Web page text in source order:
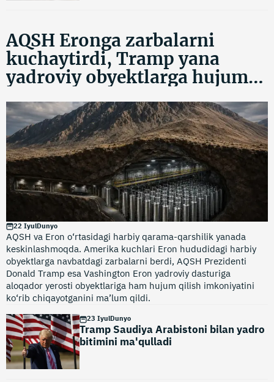
23 IyulDunyo
Tramp Saudiya Arabistoni bilan yadro
bitimini ma'qulladi
AQSH Eronga zarbalarni
kuchaytirdi, Tramp yana
yadroviy obyektlarga hujum
22 IyulDunyo
AQSH va Eron o‘rtasidagi harbiy qarama-qarshilik yanada
keskinlashmoqda. Amerika kuchlari Eron hududidagi harbiy
obyektlarga navbatdagi zarbalarni berdi, AQSH Prezidenti
Donald Tramp esa Vashington Eron yadroviy dasturiga
aloqador yerosti obyektlariga ham hujum qilish imkoniyatini
ko‘rib chiqayotganini ma’lum qildi.